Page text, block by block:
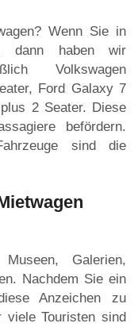
Wenn Sie in
dann haben wir
Volkswagen
Ford Galaxy 7
2 Seater. Diese
befördern.
sind die
Galerien,
Nachdem Sie ein
Anzeichen zu
viele Touristen sind